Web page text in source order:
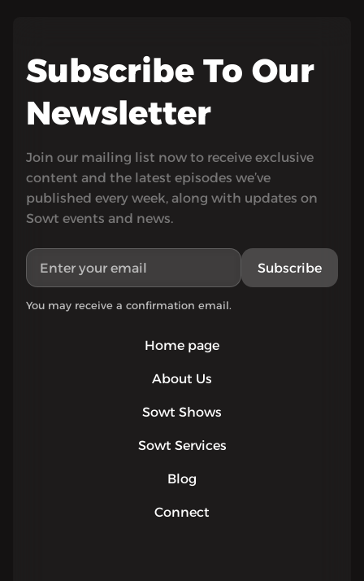
Home page
About Us
Sowt Shows
Sowt Services
Blog
Connect
Subscribe To Our
Newsletter
Join our mailing list now to receive exclusive
content and the latest episodes we’ve
published every week, along with updates on
Sowt events and news.
Subscribe
You may receive a confirmation email.